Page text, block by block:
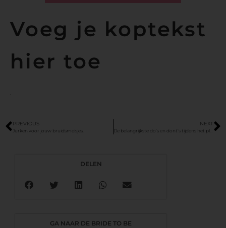
DELEN
GA NAAR DE BRIDE TO BE
Voeg je koptekst
hier toe
PREVIOUS
Jurken voor jouw bruidsmeisjes.
NEXT